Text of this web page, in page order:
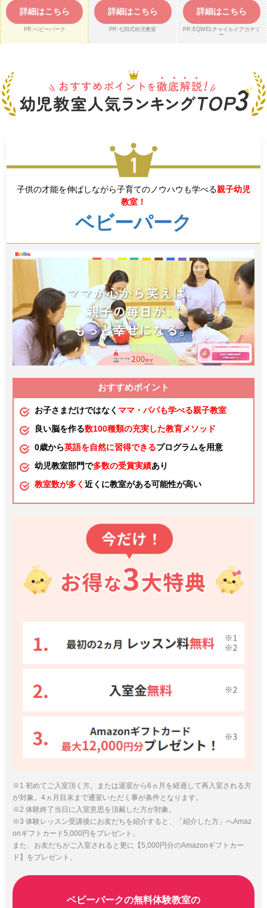
詳細はこちら
PR:ベビーパーク
詳細はこちら
PR:七田式幼児教室
詳細はこちら
PR:EQWELチャイルドアカデミ
ー
子供の才能を伸ばしながら子育てのノウハウも学べる親子幼児
教室！
ベビーパーク
おすすめポイント
お子さまだけではなく ママ・パパも学べる親子教室
良い脳を作る数100種類の充実した教育メソッド
0歳から英語を自然に習得できるプログラムを用意
幼児教室部門で多数の受賞実績あり
教室数が多く近くに教室がある可能性が高い
※1 初めてご入室頂く方。または退室から6ヵ月を経過して再入室される方
が対象。4ヵ月目末まで通室いただく事が条件となります。
※2 体験終了当日に入室意思を頂戴した方が対象。
※3 体験レッスン受講後にお友だちを紹介すると、「紹介した方」へAmaz
onギフトカード5,000円をプレゼント。
また、お友だちがご入室されると更に【5,000円分のAmazonギフトカー
ド】をプレゼント。
ベビーパークの無料体験教室の